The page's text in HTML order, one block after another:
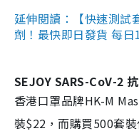
延伸閱讀：【快速測試
劑！最快即日發貨 每
SEJOY SARS-CoV-2
香港口罩品牌HK-M
裝$22，而購買500套